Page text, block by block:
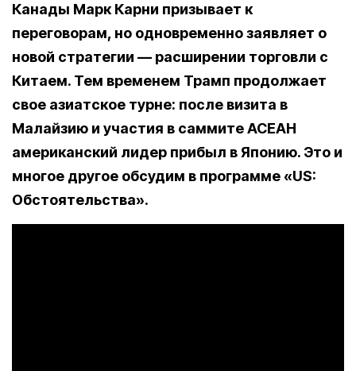
Канады Марк Карни призывает к
переговорам, но одновременно заявляет о
новой стратегии — расширении торговли с
Китаем. Тем временем Трамп продолжает
свое азиатское турне: после визита в
Малайзию и участия в саммите АСЕАН
американский лидер прибыл в Японию. Это и
многое другое обсудим в программе «US:
Обстоятельства».